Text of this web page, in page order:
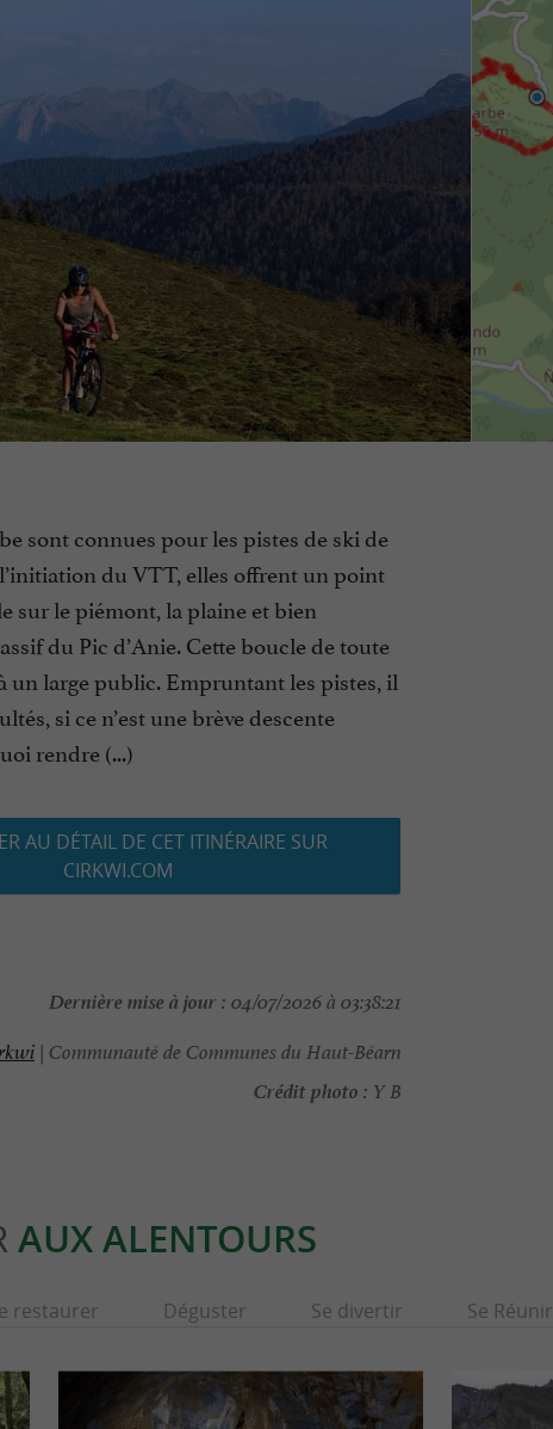
sont connues pour les pistes de ski de
du VTT, elles offrent un point
sur le piémont, la plaine et bien
du Pic d’Anie. Cette boucle de toute
un large public. Empruntant les pistes, il
si ce n’est une brève descente
rendre (...)
AU DÉTAIL DE CET ITINÉRAIRE SUR
CIRKWI.COM
Dernière mise à jour : 04/07/2026 à 03:38:21
| Communauté de Communes du Haut-Béarn
Crédit photo : Y B
AUX ALENTOURS
restaurer Déguster Se divertir Se Réunir